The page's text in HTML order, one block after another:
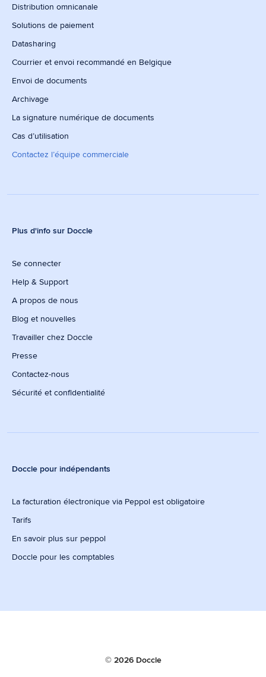
Distribution omnicanale
Solutions de paiement
Datasharing
Courrier et envoi recommandé en Belgique
Envoi de documents
Archivage
La signature numérique de documents
Cas d’utilisation
Contactez l’équipe commerciale
Plus d'info sur Doccle
Se connecter
Help & Support
A propos de nous
Blog et nouvelles
Travailler chez Doccle
Presse
Contactez-nous
Sécurité et confidentialité
Doccle pour indépendants
La facturation électronique via Peppol est obligatoire
Tarifs
En savoir plus sur peppol
Doccle pour les comptables
© 2026 Doccle